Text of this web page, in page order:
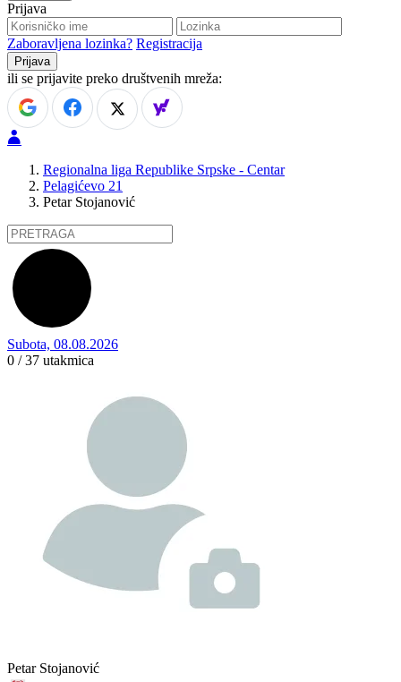
Prijava
Zaboravljena lozinka? Registracija
ili se prijavite preko društvenih mreža:
Regionalna liga Republike Srpske - Centar
Pelagićevo 21
Petar Stojanović
Subota, 08.08.2026
0 / 37 utakmica
Petar Stojanović